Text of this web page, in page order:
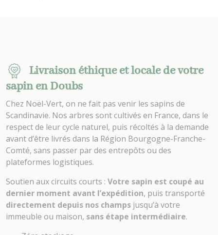
Livraison éthique et locale de votre
sapin en Doubs
Chez Noël-Vert, on ne fait pas venir les sapins de
Scandinavie. Nos arbres sont cultivés en France, dans le
respect de leur cycle naturel, puis récoltés à la demande
avant d’être livrés dans la Région Bourgogne-Franche-
Comté, sans passer par des entrepôts ou des
plateformes logistiques.
Soutien aux circuits courts : Votre sapin est coupé au
dernier moment avant l’expédition, puis transporté
directement depuis nos champs jusqu’à votre
immeuble ou maison, sans étape intermédiaire.